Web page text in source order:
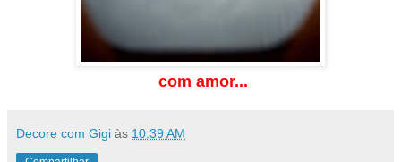
com amor...
Decore com Gigi às 10:39 AM